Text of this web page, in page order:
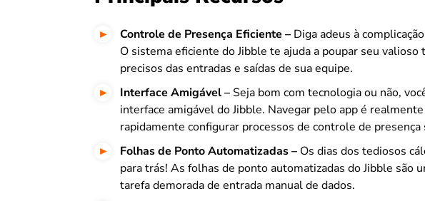
Controle de Presença Eficiente – Diga adeus à
O sistema eficiente do Jibble te ajuda a poupar seu
precisos das entradas e saídas de sua equipe.
Interface Amigável – Seja bom com tecnologia ou não,
interface amigável do Jibble. Navegar pelo app é
rapidamente configurar processos de controle de presença
Folhas de Ponto Automatizadas – Os dias dos tediosos
para trás! As folhas de ponto automatizadas do Jibble são
tarefa demorada de entrada manual de dados.